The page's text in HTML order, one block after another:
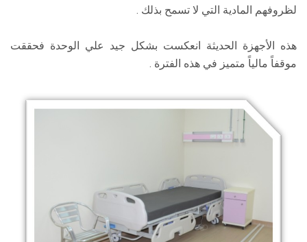
لظروفهم المادية التي لا تسمح بذلك .
هذه الأجهزة الحديثة انعكست بشكل جيد علي الوحدة فحققت
موقفاً مالياً متميز في هذه الفترة .